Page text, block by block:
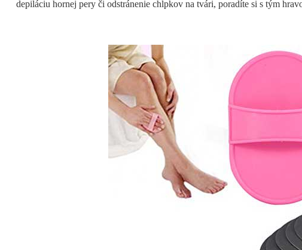
depiláciu hornej pery či odstránenie chĺpkov na tvári, poradíte si s tým